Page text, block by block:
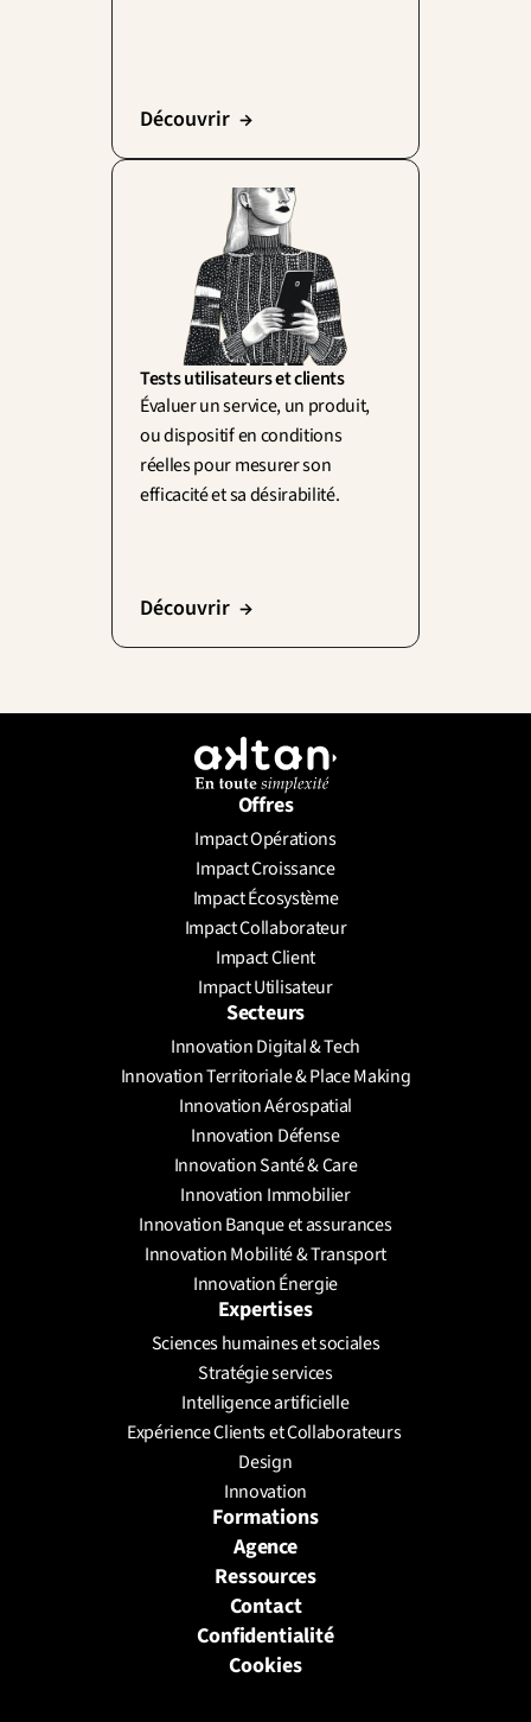
Découvrir  →
Tests utilisateurs et clients
Évaluer un service, un produit,
ou dispositif en conditions
réelles pour mesurer son
efficacité et sa désirabilité.
Découvrir  →
Offres
Impact Opérations
Impact Croissance
Impact Écosystème
Impact Collaborateur
Impact Client
Impact Utilisateur
Secteurs
Innovation Digital & Tech
Innovation Territoriale & Place Making
Innovation Aérospatial
Innovation Défense
Innovation Santé & Care
Innovation Immobilier
Innovation Banque et assurances
Innovation Mobilité & Transport
Innovation Énergie
Expertises
Sciences humaines et sociales
Stratégie services
Intelligence artificielle
Expérience Clients et Collaborateurs
Design
Innovation
Formations
Agence
Ressources
Contact
Confidentialité
Cookies